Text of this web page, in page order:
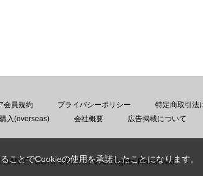
会員規約 プライバシーポリシー
特定商取引法
入(overseas) 会社概要 広告掲載について
EI CORPORATION All Rights Reserved.
ことでCookieの使用を承諾したことになります。